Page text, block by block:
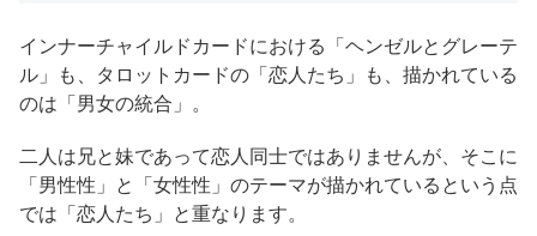
インナーチャイルドカードにおける「ヘンゼルとグレーテ
ル」も、タロットカードの「恋人たち」も、描かれている
のは「男女の統合」。
二人は兄と妹であって恋人同士ではありませんが、そこに
「男性性」と「女性性」のテーマが描かれているという点
では「恋人たち」と重なります。